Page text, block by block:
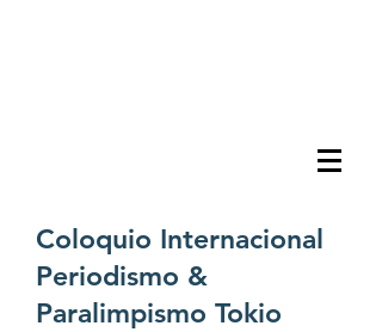
Coloquio Internacional
Periodismo &
Paralimpismo Tokio